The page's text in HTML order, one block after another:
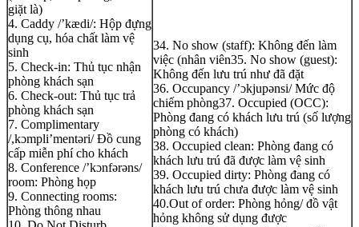
giặt là)
4. Caddy /’kædi/: Hộp đựng
dụng cụ, hóa chất làm vệ
sinh
5. Check-in: Thủ tục nhận
phòng khách sạn
6. Check-out: Thủ tục trả
phòng khách sạn
7. Complimentary
/,kɔmpli’mentəri/ Đồ cung
cấp miễn phí cho khách
8. Conference /’kɔnfərəns/
room: Phòng họp
9. Connecting rooms:
Phòng thông nhau
​34. No show (staff): Không đến làm
việc (nhân viên35. No show (guest):
Không đến lưu trú như đã đặt
36. Occupancy /’ɔkjupənsi/ Mức độ
chiếm phòng37. Occupied (OCC):
Phòng đang có khách lưu trú (số lượng
phòng có khách)
38. Occupied clean: Phòng đang có
khách lưu trú đã được làm vệ sinh
39. Occupied dirty: Phòng đang có
khách lưu trú chưa được làm vệ sinh
40.Out of order: Phòng hỏng/ đồ vật
hỏng không sử dụng được